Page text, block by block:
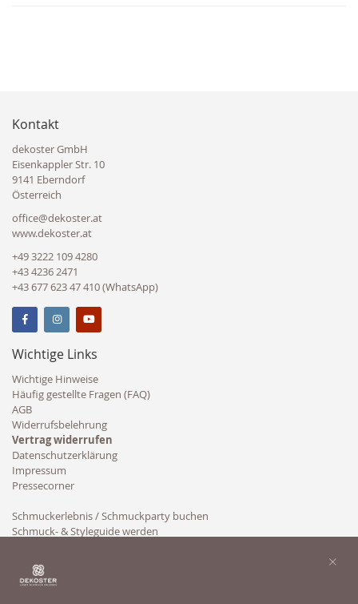
Kontakt
dekoster GmbH
Eisenkappler Str. 10
9141 Eberndorf
Österreich
office@dekoster.at
www.dekoster.at
+49 3222 109 4280
+43 4236 2471
+43 677 623 47 410 (WhatsApp)
Wichtige Links
Wichtige Hinweise
Häufig gestellte Fragen (FAQ)
AGB
Widerrufsbelehrung
Vertrag widerrufen
Datenschutzerklärung
Impressum
Pressecorner
Schmuckerlebnis / Schmuckparty buchen
Schmuck- & Styleguide werden
×